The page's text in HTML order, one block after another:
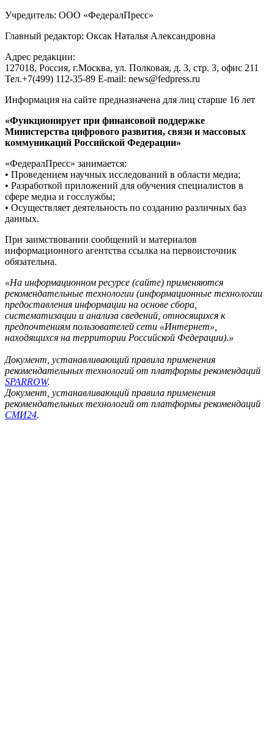
Учредитель: ООО «ФедералПресс»
Главный редактор: Оксак Наталья Александровна
Адрес редакции:
127018, Россия, г.Москва, ул. Полковая, д. 3, стр. 3, офис 211
Тел.+7(499) 112-35-89 E-mail: news@fedpress.ru
Информация на сайте предназначена для лиц старше 16 лет
«Функционирует при финансовой поддержке
Министерства цифрового развития, связи и массовых
коммуникаций Российской Федерации»
«ФедералПресс» занимается:
• Проведением научных исследований в области медиа;
• Разработкой приложений для обучения специалистов в
сфере медиа и госслужбы;
• Осуществляет деятельность по созданию различных баз
данных.
При заимствовании сообщений и материалов
информационного агентства ссылка на первоисточник
обязательна.
«На информационном ресурсе (сайте) применяются
рекомендательные технологии (информационные технологии
предоставления информации на основе сбора,
систематизации и анализа сведений, относящихся к
предпочтениям пользователей сети «Интернет»,
находящихся на территории Российской Федерации).»
Документ, устанавливающий правила применения
рекомендательных технологий от платформы рекомендаций
SPARROW.
Документ, устанавливающий правила применения
рекомендательных технологий от платформы рекомендаций
СМИ24.